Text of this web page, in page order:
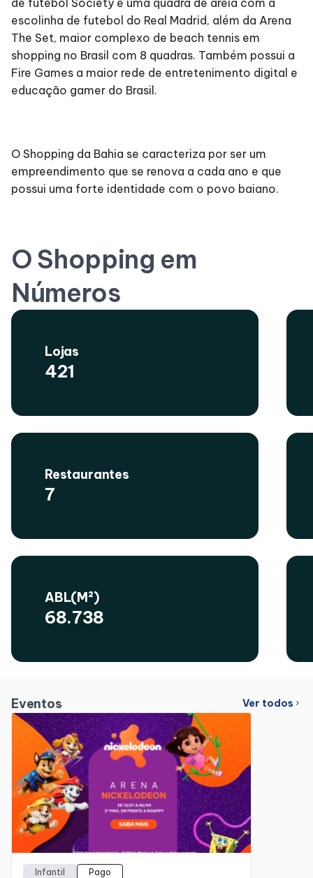
escolinha de futebol do Real Madrid, além da Arena
The Set, maior complexo de beach tennis em
shopping no Brasil com 8 quadras. Também possui a
Fire Games a maior rede de entretenimento digital e
educação gamer do Brasil.
O Shopping da Bahia se caracteriza por ser um
empreendimento que se renova a cada ano e que
possui uma forte identidade com o povo baiano.
O Shopping em
Números
Lojas
421
Restaurantes
7
ABL(M²)
68.738
Eventos Ver todos chevron_right
Infantil Pago